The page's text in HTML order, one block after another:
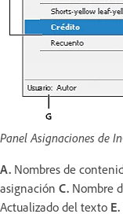
Panel Asignaciones de
A. Nombres de
asignación C. Nombre
Actualizado del texto E.